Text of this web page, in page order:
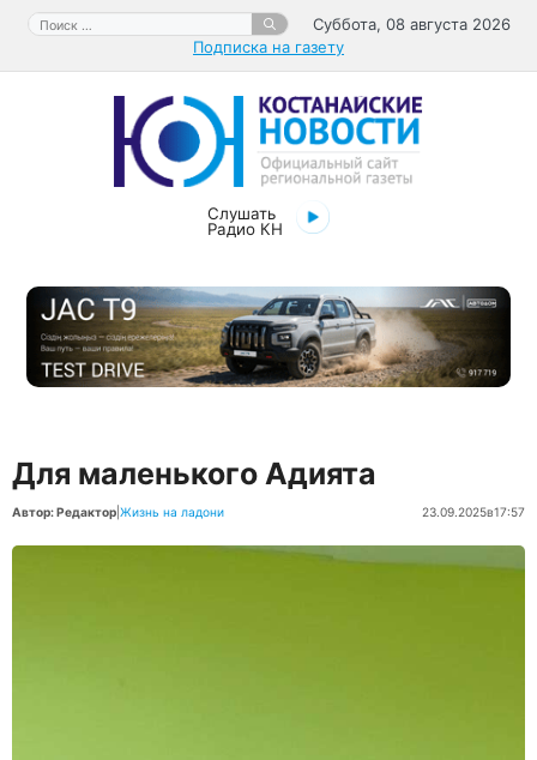
Перейти
содержимому
Поиск:
Суббота, 08 августа 2026
Подписка на газету
Слушать
Радио КН
Для маленького Адията
Автор: Редактор Жизнь на ладони 23.09.2025в17:57